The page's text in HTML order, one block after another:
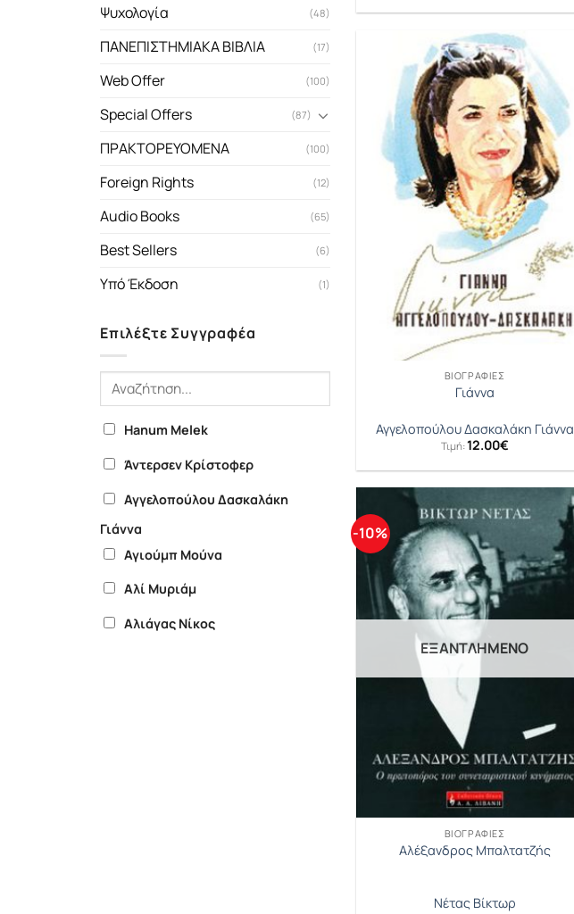
Ψυχολογία (48)
ΠΑΝΕΠΙΣΤΗΜΙΑΚΑ ΒΙΒΛΙΑ (17)
Web Offer (100)
Special Offers (87)
ΠΡΑΚΤΟΡΕΥΟΜΕΝΑ (100)
Foreign Rights (12)
Audio Books (65)
Best Sellers (6)
Υπό Έκδοση (1)
Επιλέξτε Συγγραφέα
Hanum Melek
Άντερσεν Κρίστοφερ
Αγγελοπούλου Δασκαλάκη
Γιάννα
Αγιούμπ Μούνα
Αλί Μυριάμ
Αλιάγας Νίκος
ΒΙΟΓΡΑΦΊΕΣ
Γιάννα
Αγγελοπούλου Δασκαλάκη Γιάννα
Τιμή:12.00€
-10%
ΕΞΑΝΤΛΗΜΈΝΟ
ΒΙΟΓΡΑΦΊΕΣ
Αλέξανδρος Μπαλτατζής
Νέτας Βίκτωρ